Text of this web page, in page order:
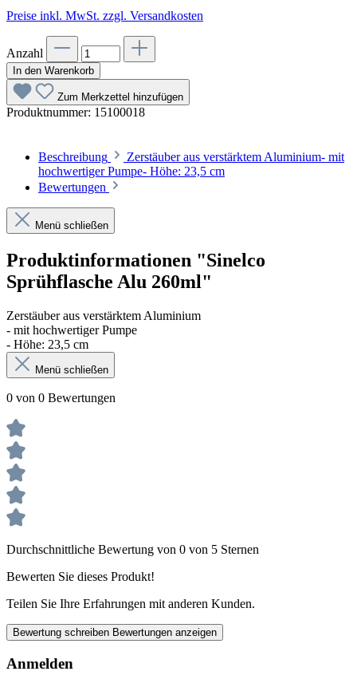
Preise inkl. MwSt. zzgl. Versandkosten
Anzahl
In den Warenkorb
Zum Merkzettel hinzufügen
Produktnummer: 15100018
Beschreibung
Zerstäuber aus verstärktem Aluminium- mit
hochwertiger Pumpe- Höhe: 23,5 cm
Bewertungen
Menü schließen
Produktinformationen "Sinelco
Sprühflasche Alu 260ml"
Zerstäuber aus verstärktem Aluminium
- mit hochwertiger Pumpe
- Höhe: 23,5 cm
Menü schließen
0 von 0 Bewertungen
Durchschnittliche Bewertung von 0 von 5 Sternen
Bewerten Sie dieses Produkt!
Teilen Sie Ihre Erfahrungen mit anderen Kunden.
Bewertung schreiben Bewertungen anzeigen
Anmelden